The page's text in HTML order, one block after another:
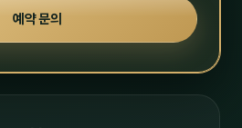
예약 문의